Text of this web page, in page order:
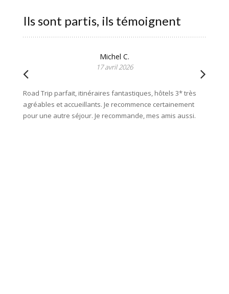
Ils sont partis, ils témoignent
Michel C.
17 avril 2026
Road Trip parfait, itinéraires fantastiques, hôtels 3* très
agréables et accueillants. Je recommence certainement
pour une autre séjour. Je recommande, mes amis aussi.